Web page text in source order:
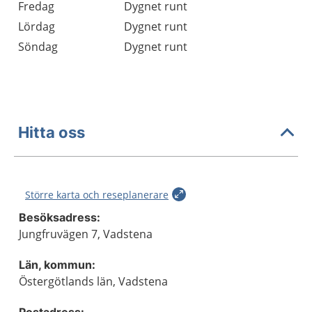
Fredag
Dygnet runt
Lördag
Dygnet runt
Söndag
Dygnet runt
Hitta oss
Större karta och reseplanerare
Besöksadress:
Jungfruvägen 7, Vadstena
Län, kommun:
Östergötlands län, Vadstena